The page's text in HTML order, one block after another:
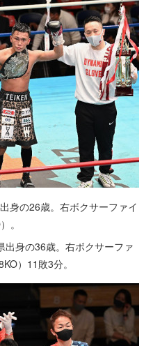
身の26歳。右ボクサーファイ
。
身の36歳。右ボクサーファ
）11敗3分。